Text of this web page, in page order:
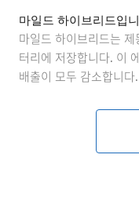
마일드 하이브리드입
마일드 하이브리드는
터리에 저장합니다. 이
배출이 모두 감소합니다.